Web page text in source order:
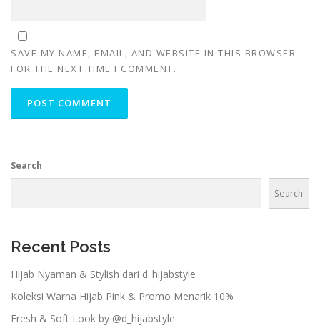
SAVE MY NAME, EMAIL, AND WEBSITE IN THIS BROWSER
FOR THE NEXT TIME I COMMENT.
Search
Search
Recent Posts
Hijab Nyaman & Stylish dari d_hijabstyle
Koleksi Warna Hijab Pink & Promo Menarik 10%
Fresh & Soft Look by @d_hijabstyle